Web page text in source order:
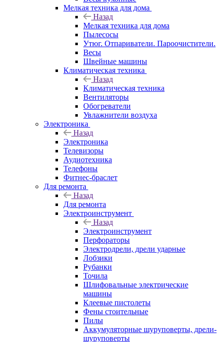
Мелкая техника для дома
Назад
Мелкая техника для дома
Пылесосы
Утюг. Отпариватели. Пароочистители.
Весы
Швейные машины
Климатическая техника
Назад
Климатическая техника
Вентиляторы
Обогреватели
Увлажнители воздуха
Электроника
Назад
Электроника
Телевизоры
Аудиотехника
Телефоны
Фитнес-браслет
Для ремонта
Назад
Для ремонта
Электроинструмент
Назад
Электроинструмент
Перфораторы
Электродрели, дрели ударные
Лобзики
Рубанки
Точила
Шлифовальные электрические
машины
Клеевые пистолеты
Фены стоительные
Пилы
Аккумуляторные шуруповерты, дрели-
шуруповерты